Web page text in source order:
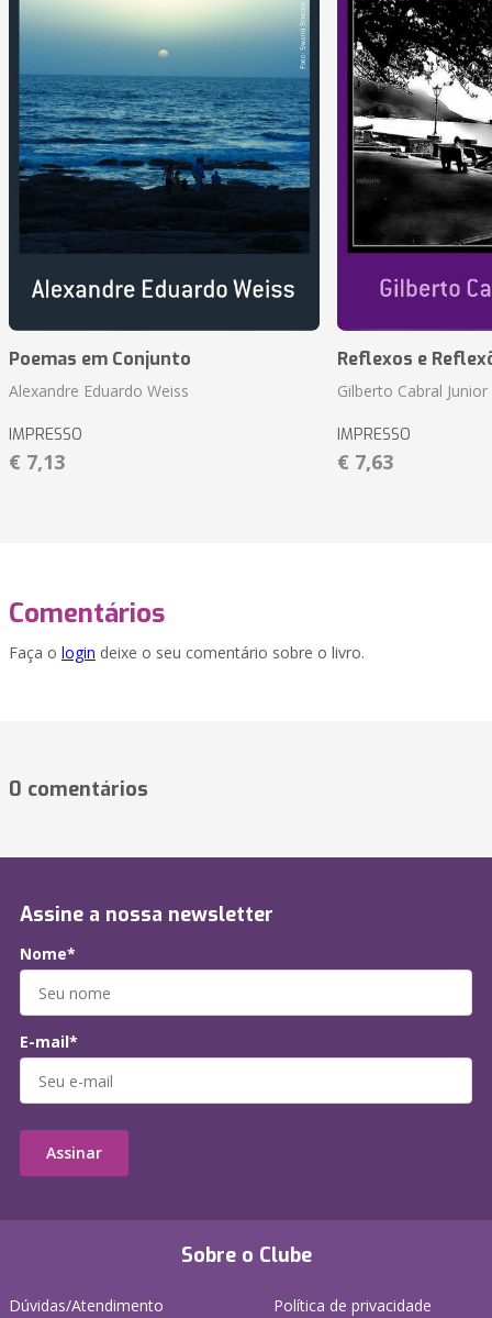
Poemas em Conjunto
Alexandre Eduardo Weiss
IMPRESSO
€ 7,13
Reflexos e
Gilberto Cabral Junior
IMPRESSO
€ 7,63
Comentários
Faça o login deixe o seu comentário sobre o livro.
0 comentários
Sobre o Clube
Dúvidas/Atendimento
Política de privacidade
Assine a nossa newsletter
Nome*
E-mail*
Assinar